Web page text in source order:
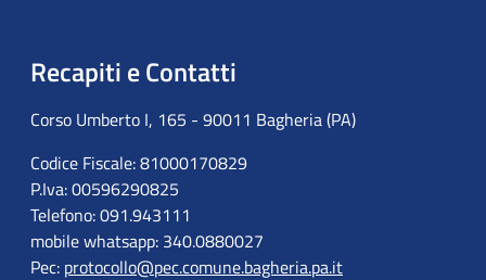
Recapiti e Contatti
Corso Umberto I, 165 - 90011 Bagheria (PA)
Codice Fiscale: 81000170829
P.Iva: 00596290825
Telefono: 091.943111
mobile whatsapp: 340.0880027
Pec: protocollo@pec.comune.bagheria.pa.it